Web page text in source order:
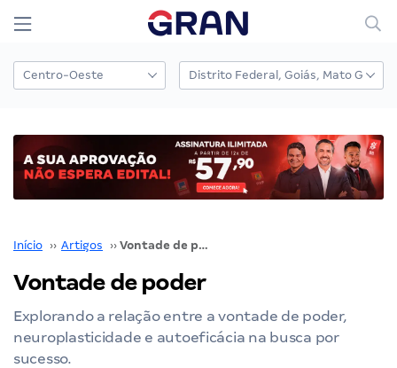
Início ›› Artigos ›› Vontade de poder
Vontade de poder
Explorando a relação entre a vontade de poder,
neuroplasticidade e autoeficácia na busca por
sucesso.